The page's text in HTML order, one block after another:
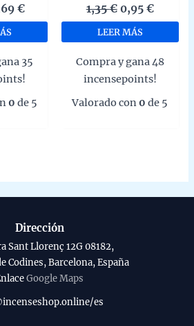
€.
€El
precio
0,69 €.
35
0 de 5
1,35€ El
precio
original
1,35 €.
0,95 €El
precio
0,95 €.
LEER MÁS
Compra y gana 48
incensepoints!
Valorado con0 de 5
Dirección
Sant Llorenç 12G 08182,
Codines, Barcelona, España
Google Maps
es